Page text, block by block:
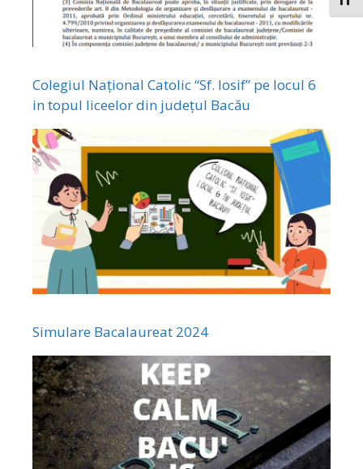
Colegiul Național Catolic “Sf. Iosif” pe locul 6
in topul liceelor din județul Bacău
Simulare Bacalaureat 2024